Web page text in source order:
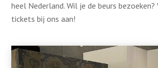
heel Nederland. Wil je de beurs bezoeken?
tickets bij ons aan!